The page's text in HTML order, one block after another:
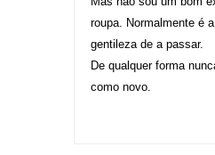
roupa. Normalmente é
gentileza de a passar.
De qualquer forma
como novo.